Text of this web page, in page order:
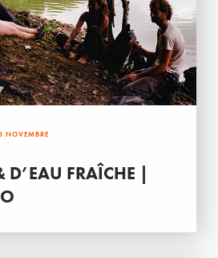
NOVEMBRE
D’EAU FRAÎCHE |